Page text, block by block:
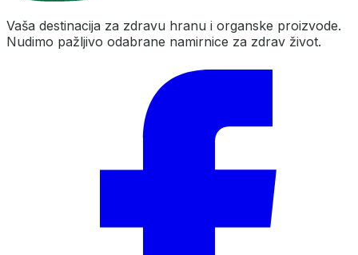
Vaša destinacija za zdravu hranu i organske proizvode.
Nudimo pažljivo odabrane namirnice za zdrav život.